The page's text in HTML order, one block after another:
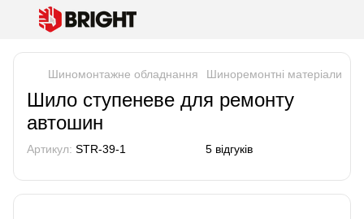
Шиномонтажне обладнання Шиноремонтні матеріали
Шило ступеневе для ремонту
автошин
Артикул: STR-39-1 5 відгуків